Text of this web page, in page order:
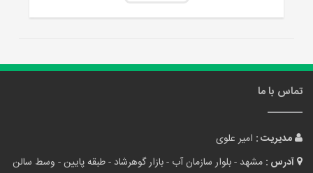
تماس با ما
مدیریت : امیر علوی
آدرس : مشهد - بلوار سازمان آب - بازار گوهرشاد - طبقه پایین - وسط سالن